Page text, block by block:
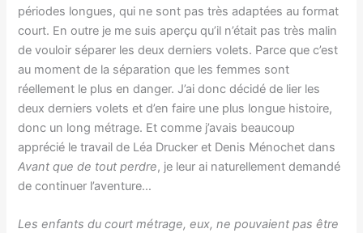
périodes longues, qui ne sont pas très adaptées au format
court. En outre je me suis aperçu qu’il n’était pas très malin
de vouloir séparer les deux derniers volets. Parce que c’est
au moment de la séparation que les femmes sont
réellement le plus en danger. J’ai donc décidé de lier les
deux derniers volets et d’en faire une plus longue histoire,
donc un long métrage. Et comme j’avais beaucoup
apprécié le travail de Léa Drucker et Denis Ménochet dans
Avant que de tout perdre, je leur ai naturellement demandé
de continuer l’aventure…
Les enfants du court métrage, eux, ne pouvaient pas être